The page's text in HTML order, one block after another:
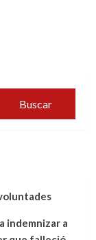
Buscar
indemnizar a